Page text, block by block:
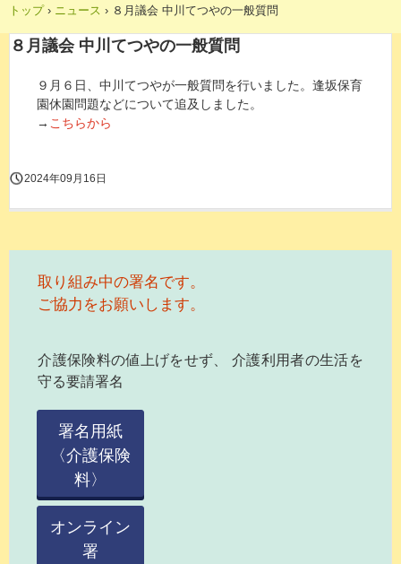
トップ › ニュース › ８月議会 中川てつやの一般質問
８月議会 中川てつやの一般質問
９月６日、中川てつやが一般質問を行いました。逢坂保育
園休園問題などについて追及しました。
→ こちらから
2024年09月16日
取り組み中の署名です。
ご協力をお願いします。
介護保険料の値上げをせず、 介護利用者の生活を
守る要請署名
署名用紙
〈介護保険
料〉
オンライン
署